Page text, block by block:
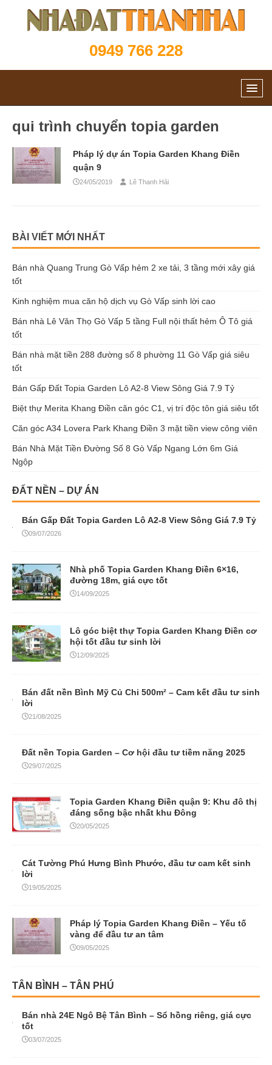
0949 766 228
qui trình chuyển topia garden
Pháp lý dự án Topia Garden Khang Điền
quận 9
24/05/2019 Lê Thanh Hải
BÀI VIẾT MỚI NHẤT
Bán nhà Quang Trung Gò Vấp hẻm 2 xe tải, 3 tầng mới xây giá
tốt
Kinh nghiệm mua căn hộ dịch vụ Gò Vấp sinh lời cao
Bán nhà Lê Văn Thọ Gò Vấp 5 tầng Full nội thất hẻm Ô Tô giá
tốt
Bán nhà mặt tiền 288 đường số 8 phường 11 Gò Vấp giá siêu
tốt
Bán Gấp Đất Topia Garden Lô A2-8 View Sông Giá 7.9 Tỷ
Biệt thự Merita Khang Điền căn góc C1, vị trí độc tôn giá siêu tốt
Căn góc A34 Lovera Park Khang Điền 3 mặt tiền view công viên
Bán Nhà Mặt Tiền Đường Số 8 Gò Vấp Ngang Lớn 6m Giá
Ngộp
ĐẤT NỀN – DỰ ÁN
Bán Gấp Đất Topia Garden Lô A2-8 View Sông Giá 7.9 Tỷ
09/07/2026
Nhà phố Topia Garden Khang Điền 6×16,
đường 18m, giá cực tốt
14/09/2025
Lô góc biệt thự Topia Garden Khang Điền cơ
hội tốt đầu tư sinh lời
12/09/2025
Bán đất nền Bình Mỹ Củ Chi 500m² – Cam kết đầu tư sinh
lời
21/08/2025
Đất nền Topia Garden – Cơ hội đầu tư tiềm năng 2025
29/07/2025
Topia Garden Khang Điền quận 9: Khu đô thị
đáng sống bậc nhất khu Đông
20/05/2025
Cát Tường Phú Hưng Bình Phước, đầu tư cam kết sinh
lời
19/05/2025
Pháp lý Topia Garden Khang Điền – Yếu tố
vàng để đầu tư an tâm
09/05/2025
TÂN BÌNH – TÂN PHÚ
Bán nhà 24E Ngô Bệ Tân Bình – Sổ hồng riêng, giá cực
tốt
03/07/2025